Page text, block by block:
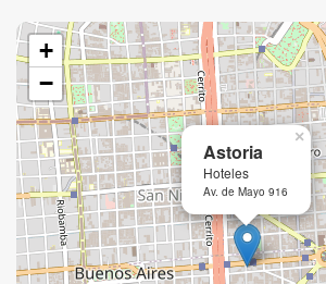
Astoria
Hoteles
Av. de Mayo 916
×
+
−